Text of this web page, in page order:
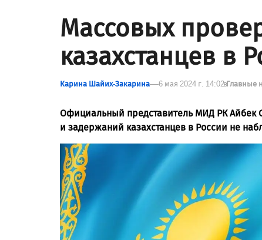
Массовых
казахстанцев в
Карина Шайих-Закарина 6 мая 2024 г. 14:02вГлавные
Официальный представитель МИД РК Айбек
и задержаний казахстанцев в России не